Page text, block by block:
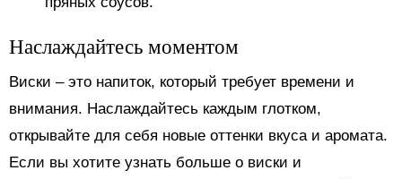
Наслаждайтесь моментом
Виски – это напиток, который требует времени и
внимания. Наслаждайтесь каждым глотком,
открывайте для себя новые оттенки вкуса и аромата.
Если вы хотите узнать больше о виски и